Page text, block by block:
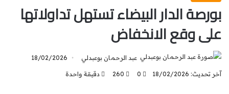
بورصة الدار البيضاء تستهل تداولاتها
على وقع الانخفاض
عبد الرحمان بوعبدلي 18/02/2026
آخر تحديث: 18/02/2026 0
260 دقيقة واحدة